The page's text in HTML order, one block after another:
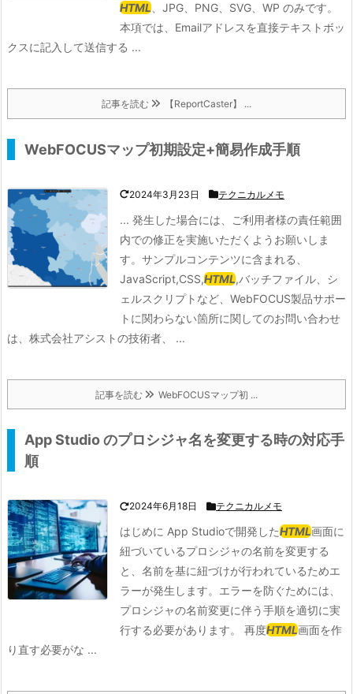
HTML 、JPG、PNG、SVG、WP のみです。
本項では、Emailアドレスを直接テキストボッ
クスに記入して送信する ...
記事を読む 【ReportCaster】 ...
WebFOCUSマップ初期設定+簡易作成手順
2024年3月23日 テクニカルメモ
... 発生した場合には、ご利用者様の責任範囲
内での修正を実施いただくようお願いしま
す。サンプルコンテンツに含まれる、
JavaScript,CSS,HTML,バッチファイル、シ
ェルスクリプトなど、WebFOCUS製品サポー
トに関わらない箇所に関してのお問い合わせ
は、株式会社アシストの技術者、 ...
記事を読む WebFOCUSマップ初 ...
App Studio のプロシジャ名を変更する時の対応手
順
2024年6月18日 テクニカルメモ
はじめに App Studioで開発したHTML画面に
紐づいているプロシジャの名前を変更する
と、名前を基に紐づけが行われているためエ
ラーが発生します。エラーを防ぐためには、
プロシジャの名前変更に伴う手順を適切に実
行する必要があります。 再度HTML画面を作
り直す必要がな ...